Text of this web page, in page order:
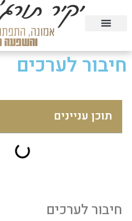
חיבור לערכים
חיבור לערכים
תוכן עניינים